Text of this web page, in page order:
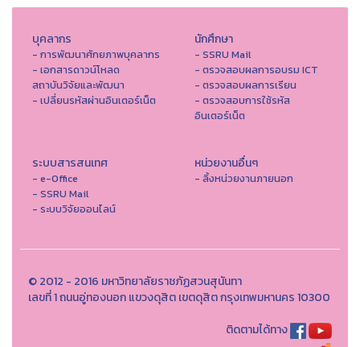
บุคลากร
- การพัฒนาศักยภาพบุคลากร
- เอกสารดาวน์โหลด
สถาบันวิจัยและพัฒนา
- เปลี่ยนรหัสผ่านอินเตอร์เน็ต
นักศึกษา
- SSRU Mail
- ตรวจสอบผลการอบรม ICT
- ตรวจสอบผลการเรียน
- ตรวจสอบการใช้รหัส
อินเตอร์เน็ต
ระบบสารสนเทศ
- e-Office
- SSRU Mail
- ระบบวิจัยออนไลน์
หน่วยงานอื่นๆ
- ลิ้งหน่วยงานภายนอก
© 2012 - 2016 มหาวิทยาลัยราชภัฏสวนสุนันทา
เลขที่ 1 ถนนอู่ทองนอก แขวงดุสิต เขตดุสิต กรุงเทพมหานคร 10300
ติดตามได้ทาง